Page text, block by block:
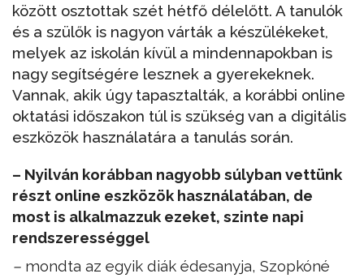
között osztottak szét hétfő délelőtt. A tanulók
és a szülők is nagyon várták a készülékeket,
melyek az iskolán kívül a mindennapokban is
nagy segítségére lesznek a gyerekeknek.
Vannak, akik úgy tapasztalták, a korábbi online
oktatási időszakon túl is szükség van a digitális
eszközök használatára a tanulás során.
– Nyilván korábban nagyobb súlyban vettünk
részt online eszközök használatában, de
most is alkalmazzuk ezeket, szinte napi
rendszerességgel
– mondta az egyik diák édesanyja, Szopkóné